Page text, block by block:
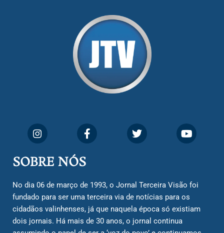
SOBRE NÓS
No dia 06 de março de 1993, o Jornal Terceira Visão foi
fundado para ser uma terceira via de notícias para os
cidadãos valinhenses, já que naquela época só existiam
dois jornais. Há mais de 30 anos, o jornal continua